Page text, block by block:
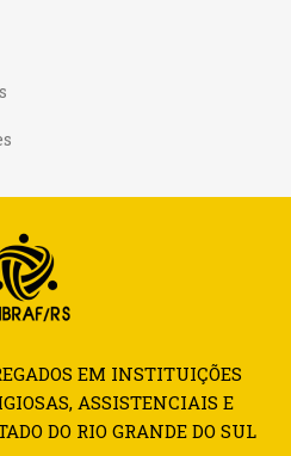
EM INSTITUIÇÕES
ASSISTENCIAIS E
DO RIO GRANDE DO SUL